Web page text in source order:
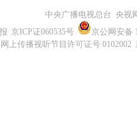
中央广播电视总台 央视
京ICP证060535号
京公网安备
网上传播视听节目许可证号 0102002